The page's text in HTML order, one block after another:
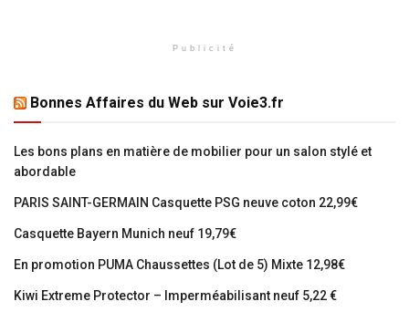
Publicité
Bonnes Affaires du Web sur Voie3.fr
Les bons plans en matière de mobilier pour un salon stylé et
abordable
PARIS SAINT-GERMAIN Casquette PSG neuve coton 22,99€
Casquette Bayern Munich neuf 19,79€
En promotion PUMA Chaussettes (Lot de 5) Mixte 12,98€
Kiwi Extreme Protector – Imperméabilisant neuf 5,22 €